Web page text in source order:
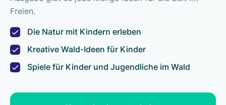
Freien.
Die Natur mit Kindern erleben
Kreative Wald-Ideen für Kinder
Spiele für Kinder und Jugendliche im Wald